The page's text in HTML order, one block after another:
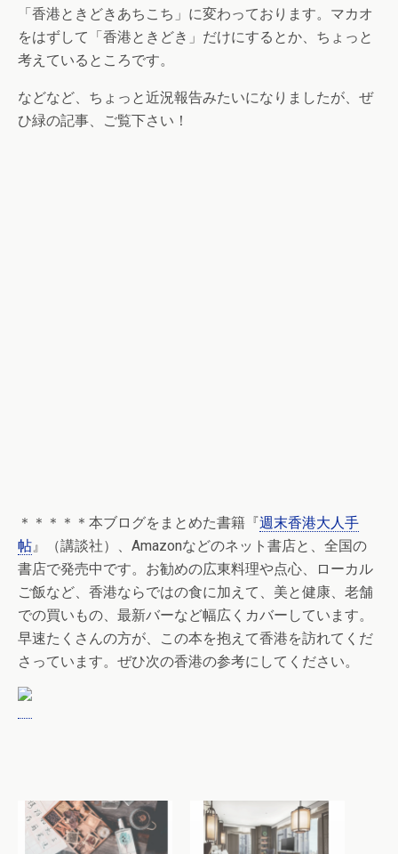
「香港ときどきあちこち」に変わっております。マカオ
をはずして「香港ときどき」だけにするとか、ちょっと
考えているところです。
などなど、ちょっと近況報告みたいになりましたが、ぜ
ひ緑の記事、ご覧下さい！
＊＊＊＊＊本ブログをまとめた書籍『週末香港大人手
帖』（講談社）、Amazonなどのネット書店と、全国の
書店で発売中です。お勧めの広東料理や点心、ローカル
ご飯など、香港ならではの食に加えて、美と健康、老舗
での買いもの、最新バーなど幅広くカバーしています。
早速たくさんの方が、この本を抱えて香港を訪れてくだ
さっています。ぜひ次の香港の参考にしてください。